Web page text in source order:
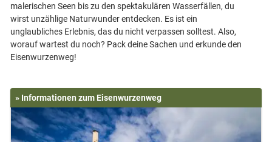
malerischen Seen bis zu den spektakulären Wasserfällen, du
wirst unzählige Naturwunder entdecken. Es ist ein
unglaubliches Erlebnis, das du nicht verpassen solltest. Also,
worauf wartest du noch? Pack deine Sachen und erkunde den
» Informationen zum Eisenwurzenweg